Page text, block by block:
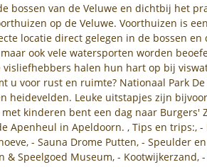
bossen van de Veluwe en dichtbij het
op de Veluwe. Voorthuizen is
locatie direct gelegen in de bossen
ook vele watersporten worden
halen hun hart op bij
voor rust en ruimte? Nationaal Park De
heidevelden. Leuke uitstapjes zijn
kinderen bent een dag naar Burgers'
Apenheul in Apeldoorn. , Tips en trips:,
- Sauna Drome Putten, - Speulder
Speelgoed Museum, - Kootwijkerzand,